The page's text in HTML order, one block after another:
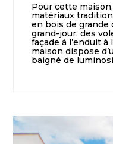
Pour cette
matériaux
en bois de grande
grand-jour, des
façade à l’enduit
maison dispose
baigné de